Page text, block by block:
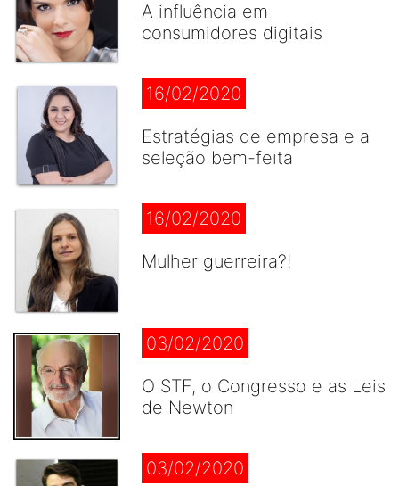
A influência em
consumidores digitais
16/02/2020
Estratégias de empresa e a
seleção bem-feita
16/02/2020
Mulher guerreira?!
03/02/2020
O STF, o Congresso e as Leis
de Newton
03/02/2020